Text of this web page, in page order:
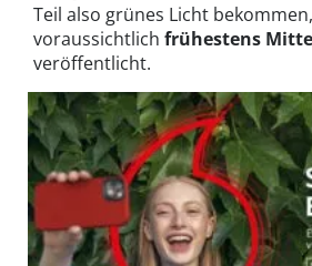
Teil also grünes Licht
voraussichtlich frühestens
veröffentlicht.